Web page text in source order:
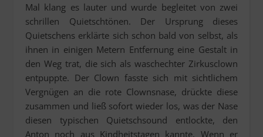
Mal klang es lauter und wurde begleitet von zwei
schrillen Quietschtönen. Der Ursprung dieses
Quietschens erklärte sich schon bald von selbst, als
ihnen in einigen Metern Entfernung eine Gestalt in
den Weg trat, die sich als waschechter Zirkusclown
entpuppte. Der Clown fasste sich mit sichtlichem
Vergnügen an die rote Clownsnase, drückte diese
zusammen und ließ sofort wieder los, was der Nase
diesen typischen Quietschsound entlockte, den
Anton noch aus Kindheitstagen kannte. Wenn er